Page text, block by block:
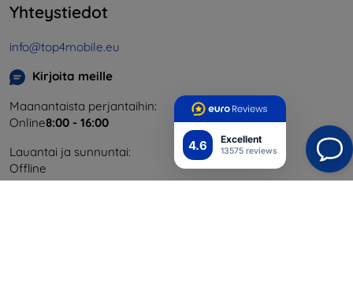
4.6 Excellent
13575 reviews
Yhteystiedot
info@top4mobile.eu
Kirjoita meille
Maanantaista perjantaihin:
Online8:00 - 16:00
Lauantai ja sunnuntai:
Offline